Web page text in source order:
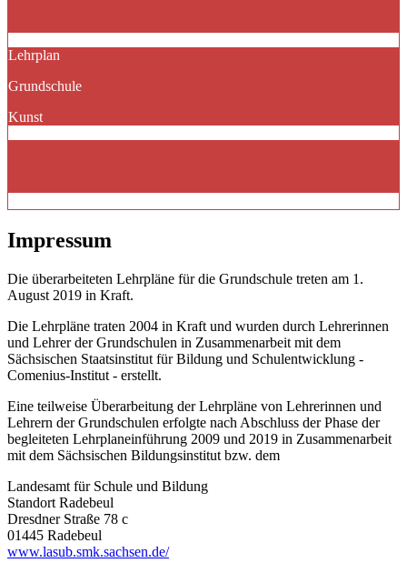
Lehrplan
Grundschule
Kunst
Impressum
Die überarbeiteten Lehrpläne für die Grundschule treten am 1.
August 2019 in Kraft.
Die Lehrpläne traten 2004 in Kraft und wurden durch Lehrerinnen
und Lehrer der Grundschulen in Zusammenarbeit mit dem
Sächsischen Staatsinstitut für Bildung und Schulentwicklung -
Comenius-Institut - erstellt.
Eine teilweise Überarbeitung der Lehrpläne von Lehrerinnen und
Lehrern der Grundschulen erfolgte nach Abschluss der Phase der
begleiteten Lehrplaneinführung 2009 und 2019 in Zusammenarbeit
mit dem Sächsischen Bildungsinstitut bzw. dem
Landesamt für Schule und Bildung
Standort Radebeul
Dresdner Straße 78 c
01445 Radebeul
www.lasub.smk.sachsen.de/